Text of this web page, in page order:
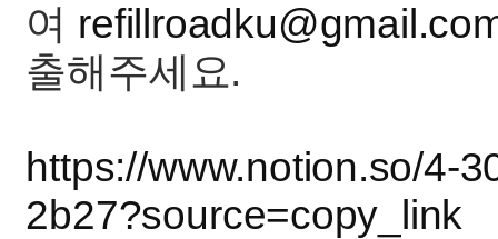
여
출해주세요.
https://www.notion.so/4-
2b27?source=copy_link